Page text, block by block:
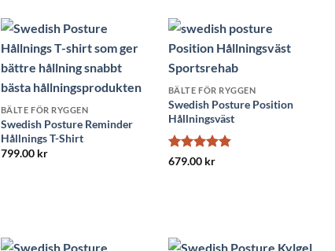
BÄLTE FÖR RYGGEN
Swedish Posture Reminder
Hållnings T-Shirt
799.00 kr
BÄLTE FÖR RYGGEN
Swedish Posture Position
Hållningsväst
Betygsatt
679.00 kr